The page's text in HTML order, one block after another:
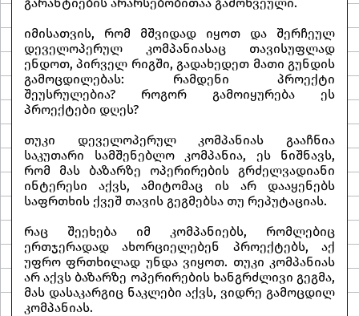
იმისათვის, რომ მშვიდად იყოთ და შერჩეულ
დეველოპერულ კომპანიასაც თავისუფლად
ენდოთ, პირველ რიგში, გადახედეთ მათი გუნდის
გამოცდილებას: რამდენი პროექტი
შეუსრულებია? როგორ გამოიყურება ეს
პროექტები დღეს?
თუკი დეველოპერულ კომპანიას გააჩნია
საკუთარი სამშენებლო კომპანია, ეს ნიშნავს,
რომ მას ბაზარზე ოპერირების გრძელვადიანი
ინტერესი აქვს, ამიტომაც ის არ დააყენებს
საფრთხის ქვეშ თავის გეგმებსა თუ რეპუტაციას.
რაც შეეხება იმ კომპანიებს, რომლებიც
ერთჯერადად ახორციელებენ პროექტებს, აქ
უფრო ფრთხილად უნდა ვიყოთ. თუკი კომპანიას
არ აქვს ბაზარზე ოპერირების ხანგრძლივი გეგმა,
მას დასაკარგიც ნაკლები აქვს, ვიდრე გამოცდილ
კომპანიას.